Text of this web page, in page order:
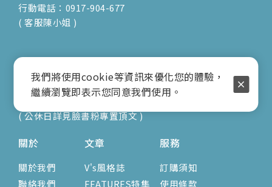
行動電話：0917-904-677
( 客服陳小姐 )
地址：新北市蘆洲區光復路30巷16號1F
E-mail：vienna.twn@msa.hinet.net
營業時間：9:00am-17:00pm
( 公休日詳見臉書粉專置頂文 )
關於
關於我們
聯絡我們
文章
V's風格誌
FEATURES特集
服務
訂購須知
使用條款
我們將使用cookie等資訊來優化您的體驗，
繼續瀏覽即表示您同意我們使用。